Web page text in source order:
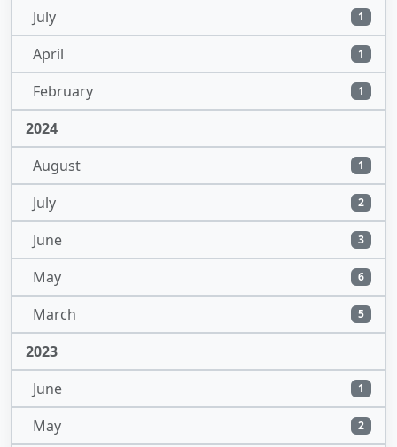
July 1
April 1
February 1
2024
August
1
July 2
June 3
May 6
March 5
2023
June
1
May 2